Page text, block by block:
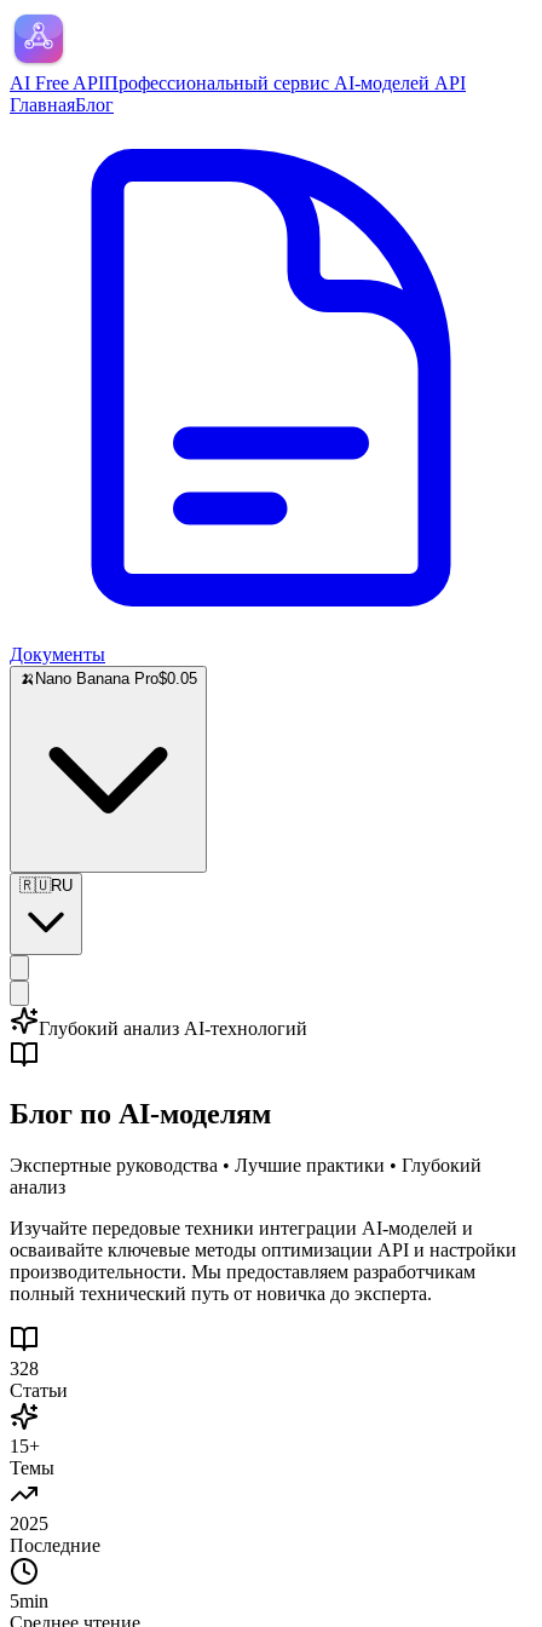
AI Free APIПрофессиональный сервис AI-моделей API
ГлавнаяБлог
Документы
🍌 Nano Banana Pro$0.05
🇷🇺RU
Глубокий анализ AI-технологий
Блог по AI-моделям
Экспертные руководства • Лучшие практики • Глубокий
анализ
Изучайте передовые техники интеграции AI-моделей и
осваивайте ключевые методы оптимизации API и настройки
производительности. Мы предоставляем разработчикам
полный технический путь от новичка до эксперта.
328
Статьи
15+
Темы
2025
Последние
5min
Среднее чтение